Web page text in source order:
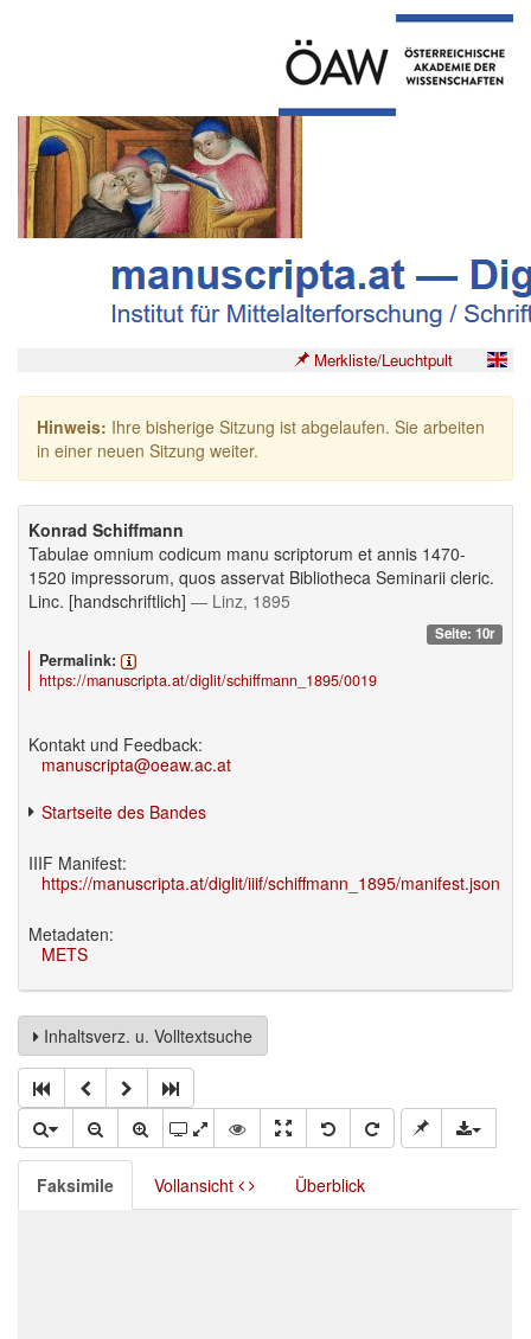
Merkliste/Leuchtpult
Hinweis: Ihre bisherige Sitzung ist abgelaufen. Sie arbeiten
in einer neuen Sitzung weiter.
Konrad Schiffmann
Tabulae omnium codicum manu scriptorum et annis 1470-
1520 impressorum, quos asservat Bibliotheca Seminarii cleric.
Linc. [handschriftlich] — Linz, 1895
Seite: 10r
Permalink:
https://manuscripta.at/diglit/schiffmann_1895/0019
Kontakt und Feedback:
manuscripta@oeaw.ac.at
Startseite des Bandes
IIIF Manifest:
https://manuscripta.at/diglit/iiif/schiffmann_1895/manifest.json
Metadaten:
METS
Inhaltsverz. u. Volltextsuche
Faksimile Vollansicht Überblick